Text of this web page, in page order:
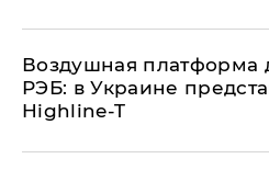
Воздушная платформа
РЭБ: в Украине
Highline-T